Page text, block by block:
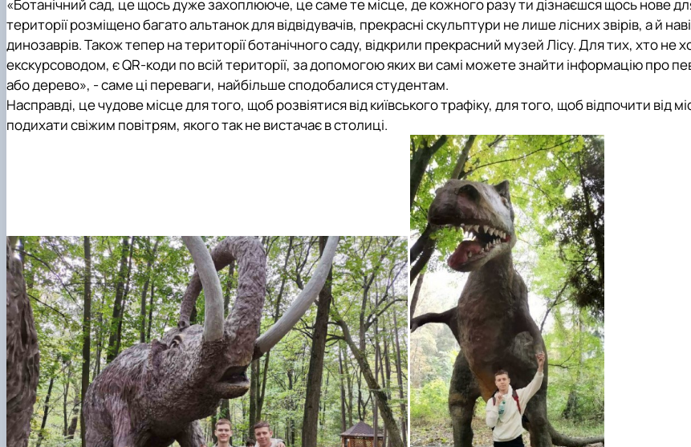
«Ботанічний сад, це щось дуже захоплююче, це саме те місце, де кожного разу ти дізнаєшся щось нове
території розміщено багато альтанок для відвідувачів, прекрасні скульптури не лише лісних звірів, а й
динозаврів. Також тепер на території ботанічного саду, відкрили прекрасний музей Лісу. Для тих, хто не
екскурсоводом, є QR-коди по всій території, за допомогою яких ви самі можете знайти інформацію про
або дерево», - саме ці переваги, найбільше сподобалися студентам.
Насправді, це чудове місце для того, щоб розвіятися від київського трафіку, для того, щоб відпочити від
подихати свіжим повітрям, якого так не вистачає в столиці.